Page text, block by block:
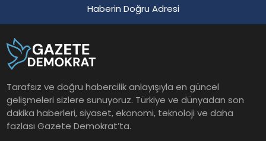
YAŞAM
Haberin Doğru Adresi
Tarafsız ve doğru habercilik anlayışıyla en güncel
gelişmeleri sizlere sunuyoruz. Türkiye ve dünyadan son
dakika haberleri, siyaset, ekonomi, teknoloji ve daha
fazlası Gazete Demokrat’ta.